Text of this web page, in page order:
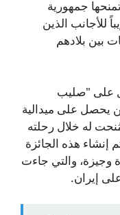
جمهورية
للأجانب الذين
بين بلادهم
على "صليب
يحصل على ميدالية
له خلال رحلته
إنشاء هذه الجائزة
وجيزة، والتي جاءت
إيران.